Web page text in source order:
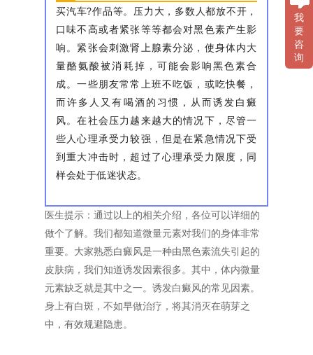
买汽车?作品等。压力大，多数人都放不开，
口味不高或者紧张等等都会对黑色素产生影
响。紧张会刺激肾上腺素分泌，使身体内大
量酪氨酸被消耗掉，可能会影响黑色素合
成。一些朋友常常上班不吃饭，或吃快餐，
而许多人又有喝酒的习惯，从而诱发白癜
风。在社会压力越来越大的情况下，尽管一
些人心理承受力较强，但是在紧急情况下受
到重大冲击时，超过了心理承受力限度，同
样会处于低迷状态。
医生提示：通过以上的相关介绍，各位可以详细的
做个了解。我们都知道微量元素对我们的身体非常
重要。大家熟悉白癜风是一种由黑色素流失引起的
皮肤病，我们知道诱发因素很多。其中，体内微量
元素缺乏就是其中之一。诱发白癜风的常见因素。
身上有白斑，不如早做治疗，将其消灭在萌芽之
中，有效规避隐患。
我
要
咨
询